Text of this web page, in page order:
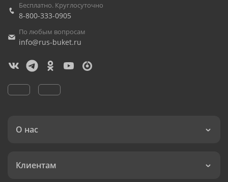
Бесплатно. Круглосуточно
8-800-333-0905
По любым вопросам
info@rus-buket.ru
О нас
Клиентам